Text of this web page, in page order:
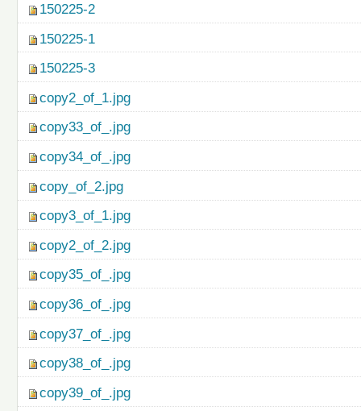
150225-2
150225-1
150225-3
copy2_of_1.jpg
copy33_of_.jpg
copy34_of_.jpg
copy_of_2.jpg
copy3_of_1.jpg
copy2_of_2.jpg
copy35_of_.jpg
copy36_of_.jpg
copy37_of_.jpg
copy38_of_.jpg
copy39_of_.jpg